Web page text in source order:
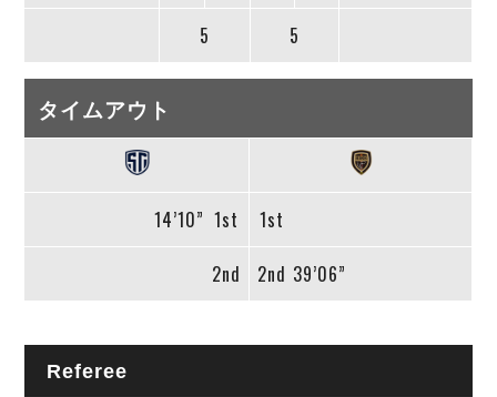
5 5
タイムアウト
14’10” 1st 1st
2nd 2nd 39’06”
Referee